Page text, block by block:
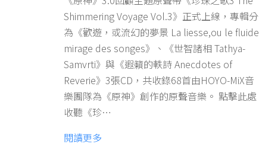
Shimmering Voyage Vol.3》正式上線，專輯分
為《歡遊，或流幻的夢景 La liesse,ou le fluide
mirage des songes》、《世智諸相 Tathya-
Samvrti》與《遐籟的軼詩 Anecdotes of
Reverie》3張CD，共收錄68首由HOYO-MiX音
樂團隊為《原神》創作的原聲音樂。 點擊此處
收聽《珍…
閱讀更多